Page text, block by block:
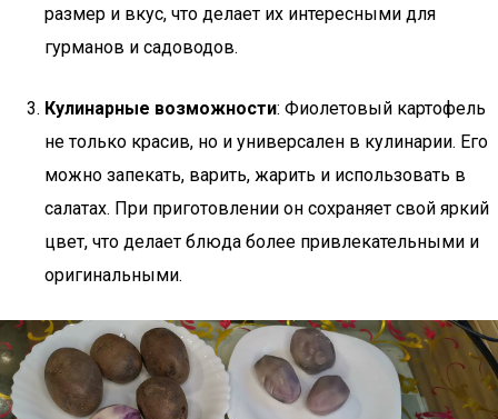
размер и вкус, что делает их интересными для
гурманов и садоводов.
Кулинарные возможности: Фиолетовый картофель
не только красив, но и универсален в кулинарии. Его
можно запекать, варить, жарить и использовать в
салатах. При приготовлении он сохраняет свой яркий
цвет, что делает блюда более привлекательными и
оригинальными.